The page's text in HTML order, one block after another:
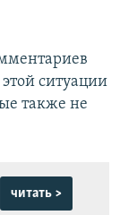
ситуации
также не
читать >